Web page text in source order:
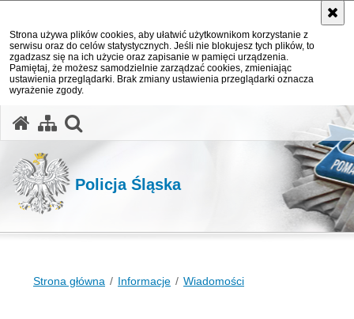
Strona używa plików cookies, aby ułatwić użytkownikom korzystanie z
serwisu oraz do celów statystycznych. Jeśli nie blokujesz tych plików, to
zgadzasz się na ich użycie oraz zapisanie w pamięci urządzenia.
Pamiętaj, że możesz samodzielnie zarządzać cookies, zmieniając
ustawienia przeglądarki. Brak zmiany ustawienia przeglądarki oznacza
wyrażenie zgody.
Policja Śląska
Strona główna Informacje Wiadomości